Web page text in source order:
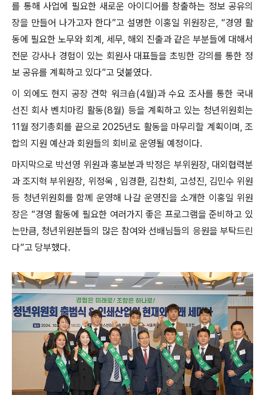
를 통해 사업에 필요한 새로운 아이디어를 창출하는 정보 공유의
장을 만들어 나가고자 한다”고 설명한 이홍일 위원장은, “경영 활
동에 필요한 노무와 회계, 세무, 해외 진출과 같은 부분들에 대해서
전문 강사나 경험이 있는 회원사 대표들을 초빙한 강의를 통한 정
보 공유를 계획하고 있다”고 덧붙였다.
이 외에도 현지 공장 견학 워크숍(4월)과 수요 조사를 통한 국내
선진 회사 벤치마킹 활동(8월) 등을 계획하고 있는 청년위원회는
11월 정기총회를 끝으로 2025년도 활동을 마무리할 계획이며, 조
합의 지원 예산과 회원들의 회비로 운영될 예정이다.
마지막으로 박선영 위원과 홍보분과 박정은 부위원장, 대외협력분
과 조지혁 부위원장, 위정욱 , 임경환, 김찬회, 고성진, 김민수 위원
등 청년위원회를 함께 운영해 나갈 운영진을 소개한 이홍일 위원
장은 “경영 활동에 필요한 여러가지 좋은 프로그램을 준비하고 있
는만큼, 청년위원분들의 많은 참여와 선배님들의 응원을 부탁드린
다”고 당부했다.